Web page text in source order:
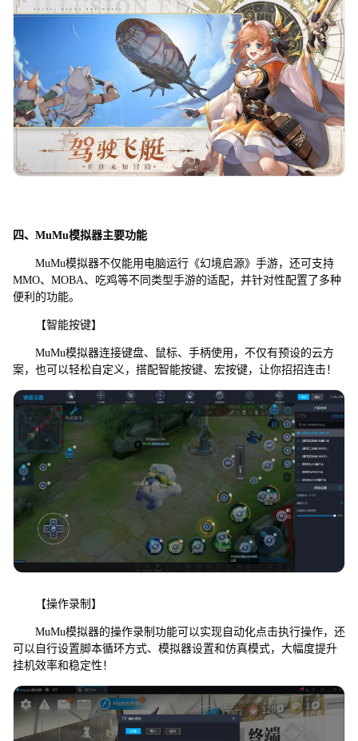
四、MuMu模拟器主要功能
MuMu模拟器不仅能用电脑运行《幻境启源》手游，还可支持
MMO、MOBA、吃鸡等不同类型手游的适配，并针对性配置了多种
便利的功能。
【智能按键】
MuMu模拟器连接键盘、鼠标、手柄使用，不仅有预设的云方
案，也可以轻松自定义，搭配智能按键、宏按键，让你招招连击！
【操作录制】
MuMu模拟器的操作录制功能可以实现自动化点击执行操作，还
可以自行设置脚本循环方式、模拟器设置和仿真模式，大幅度提升
挂机效率和稳定性！